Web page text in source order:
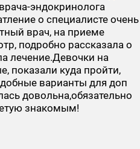
эндокринолога
о специалисте очень
врач, на приеме
подробно рассказала о
лечение.Девочки на
показали куда пройти,
варианты для доп
довольна,обязательно
знакомым!